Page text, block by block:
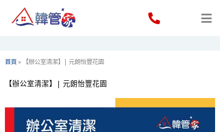
首頁» 【辦公室清潔】| 元朗怡豐花園
【辦公室清潔】| 元朗怡豐花園